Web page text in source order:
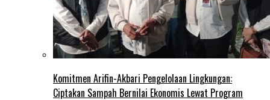
Komitmen Arifin-Akbari Pengelolaan Lingkungan:
Ciptakan Sampah Bernilai Ekonomis Lewat Program